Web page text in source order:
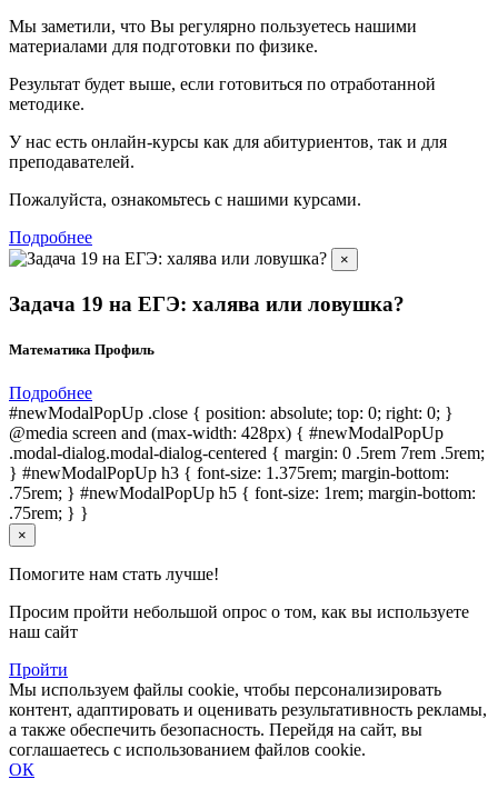
Мы заметили, что Вы регулярно пользуетесь нашими
материалами для подготовки по физике.
Результат будет выше, если готовиться по отработанной
методике.
У нас есть онлайн-курсы как для абитуриентов, так и для
преподавателей.
Пожалуйста, ознакомьтесь с нашими курсами.
Подробнее
×
Задача 19 на ЕГЭ: халява или ловушка?
Математика Профиль
Подробнее
#newModalPopUp .close { position: absolute; top: 0; right: 0; }
@media screen and (max-width: 428px) { #newModalPopUp
.modal-dialog.modal-dialog-centered { margin: 0 .5rem 7rem .5rem;
} #newModalPopUp h3 { font-size: 1.375rem; margin-bottom:
.75rem; } #newModalPopUp h5 { font-size: 1rem; margin-bottom:
.75rem; } }
×
Помогите нам стать лучше!
Просим пройти небольшой опрос о том, как вы используете
наш сайт
Пройти
Мы используем файлы cookie, чтобы персонализировать
контент, адаптировать и оценивать результативность рекламы,
а также обеспечить безопасность. Перейдя на сайт, вы
соглашаетесь с использованием файлов cookie.
ОК